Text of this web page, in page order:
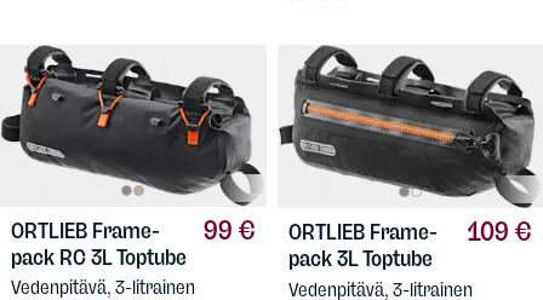
99 €
ORTLIEB Frame-
pack RC 3L Toptube
Vedenpitävä, 3-litrainen
109 €
ORTLIEB Frame-
pack 3L Toptube
Vedenpitävä, 3-litrainen